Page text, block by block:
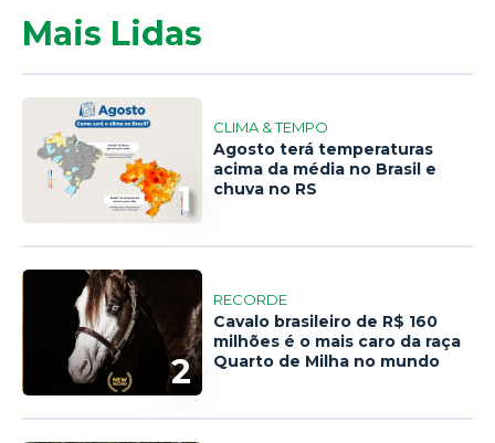
Mais Lidas
1
CLIMA & TEMPO
Agosto terá temperaturas
acima da média no Brasil e
chuva no RS
2
RECORDE
Cavalo brasileiro de R$ 160
milhões é o mais caro da raça
Quarto de Milha no mundo